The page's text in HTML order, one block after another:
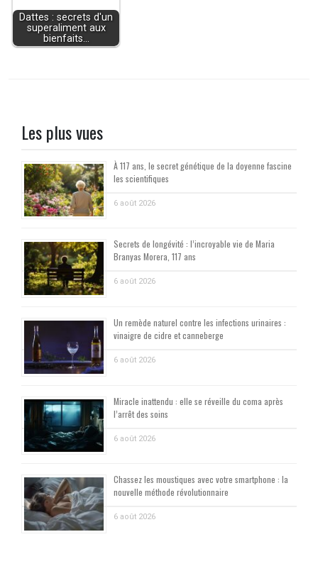
Dattes : secrets d'un
superaliment aux
bienfaits…
Les plus vues
À 117 ans, le secret génétique de la doyenne fascine
les scientifiques
6 août 2026
Secrets de longévité : l’incroyable vie de Maria
Branyas Morera, 117 ans
6 août 2026
Un remède naturel contre les infections urinaires :
vinaigre de cidre et canneberge
6 août 2026
Miracle inattendu : elle se réveille du coma après
l’arrêt des soins
6 août 2026
Chassez les moustiques avec votre smartphone : la
nouvelle méthode révolutionnaire
6 août 2026